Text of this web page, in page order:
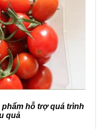
hỗ trợ quá trình
quả